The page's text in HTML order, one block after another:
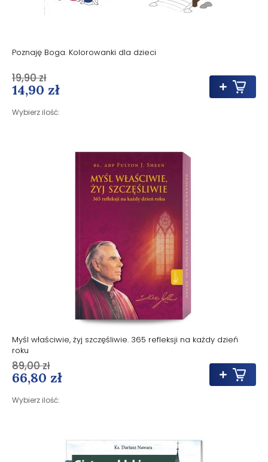
Poznaję Boga. Kolorowanki dla dzieci
14,90 zł
Wybierz ilość:
19,90 zł
Myśl właściwie, żyj szczęśliwie. 365 refleksji na każdy dzień
roku
66,80 zł
Wybierz ilość:
89,00 zł